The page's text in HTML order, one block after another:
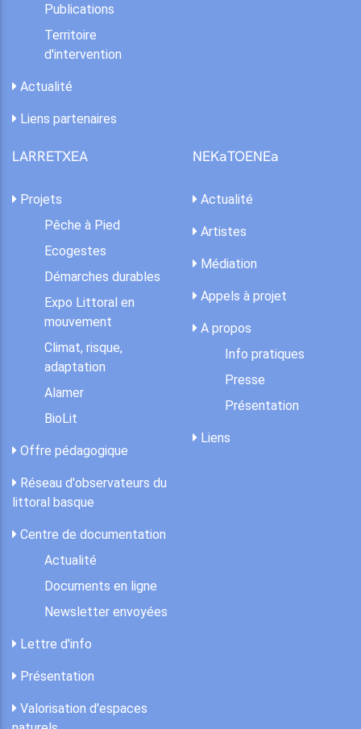
Publications
Territoire
d'intervention
Actualité
Liens partenaires
LARRETXEA
Projets
Pêche à Pied
Ecogestes
Démarches durables
Expo Littoral en
mouvement
Climat, risque,
adaptation
Alamer
BioLit
Offre pédagogique
Réseau d'observateurs du
littoral basque
Centre de documentation
Actualité
Documents en ligne
Newsletter envoyées
Lettre d'info
Présentation
Valorisation d'espaces
NEKaTOENEa
Actualité
Artistes
Médiation
Appels à projet
A propos
Info pratiques
Presse
Présentation
Liens